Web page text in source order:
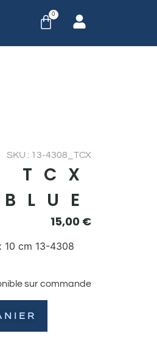
0
SKU : 13-4308_TCX
15,00 €
10 cm 13-4308
sur commande